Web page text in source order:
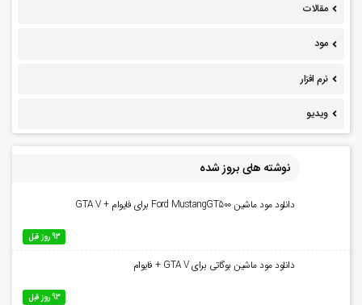
مقالات
مود
نرم افزار
ویدیو
نوشته های بروز شده
دانلود مود ماشین Ford MustangGT500 برای فایوام + GTA V
93 روز قبل
دانلود مود ماشین بوگاتی برای GTA V + فایوام
93 روز قبل